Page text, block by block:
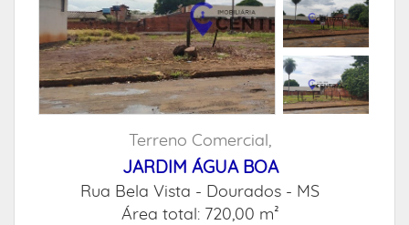
Terreno Comercial,
JARDIM ÁGUA BOA
Rua Bela Vista - Dourados - MS
Área total: 720,00 m²